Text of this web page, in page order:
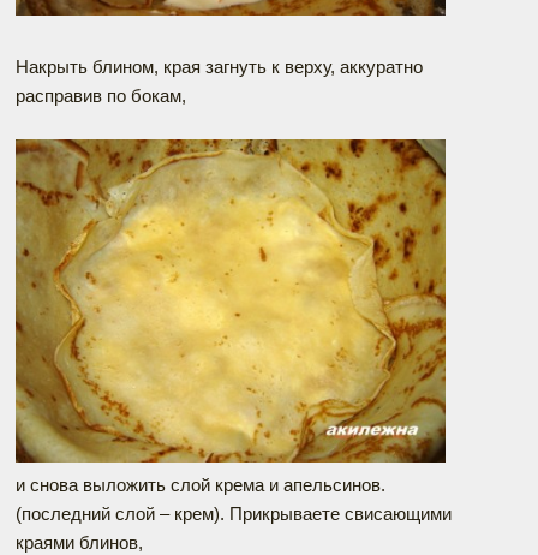
Накрыть блином, края загнуть к верху, аккуратно
расправив по бокам,
и снова выложить слой крема и апельсинов.
(последний слой – крем). Прикрываете свисающими
краями блинов,